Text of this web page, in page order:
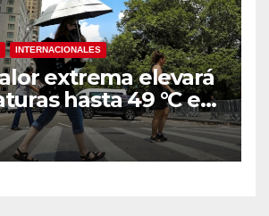
INTERNACIONALES
extrema elevará
hasta 49 °C en
de Estados